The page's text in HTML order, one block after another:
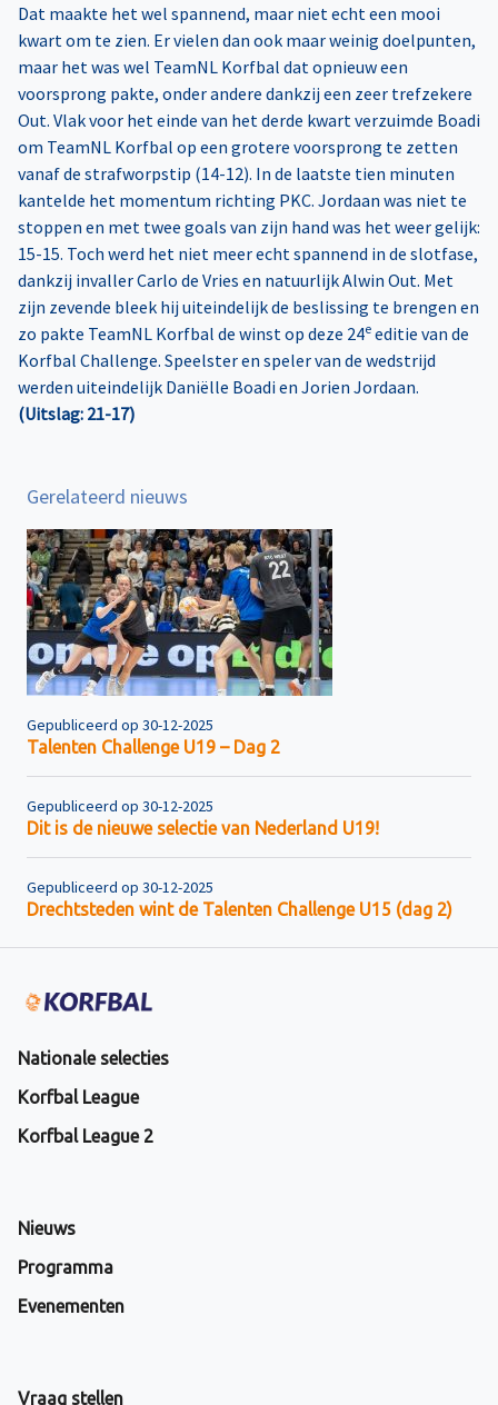
Dat maakte het wel spannend, maar niet echt een mooi
kwart om te zien. Er vielen dan ook maar weinig doelpunten,
maar het was wel TeamNL Korfbal dat opnieuw een
voorsprong pakte, onder andere dankzij een zeer trefzekere
Out. Vlak voor het einde van het derde kwart verzuimde Boadi
om TeamNL Korfbal op een grotere voorsprong te zetten
vanaf de strafworpstip (14-12). In de laatste tien minuten
kantelde het momentum richting PKC. Jordaan was niet te
stoppen en met twee goals van zijn hand was het weer gelijk:
15-15. Toch werd het niet meer echt spannend in de slotfase,
dankzij invaller Carlo de Vries en natuurlijk Alwin Out. Met
zijn zevende bleek hij uiteindelijk de beslissing te brengen en
zo pakte TeamNL Korfbal de winst op deze 24e editie van de
Korfbal Challenge. Speelster en speler van de wedstrijd
werden uiteindelijk Daniëlle Boadi en Jorien Jordaan.
(Uitslag: 21-17)
Gerelateerd nieuws
Gepubliceerd op 30-12-2025
Talenten Challenge U19 – Dag 2
Gepubliceerd op 30-12-2025
Dit is de nieuwe selectie van Nederland U19!
Gepubliceerd op 30-12-2025
Drechtsteden wint de Talenten Challenge U15 (dag 2)
Nationale selecties
Korfbal League
Korfbal League 2
Nieuws
Programma
Evenementen
Vraag stellen